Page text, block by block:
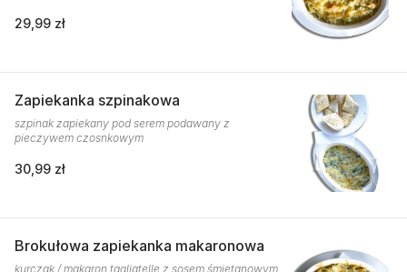
29,99 zł
Zapiekanka szpinakowa
szpinak zapiekany pod serem podawany z
pieczywem czosnkowym
30,99 zł
Brokułowa zapiekanka makaronowa
kurczak / makaron tagliatelle z sosem śmietanowym